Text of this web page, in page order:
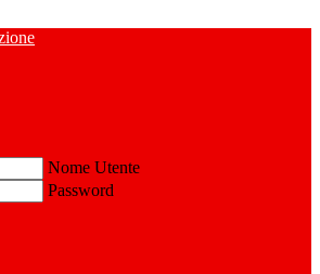
Nome Utente
Password